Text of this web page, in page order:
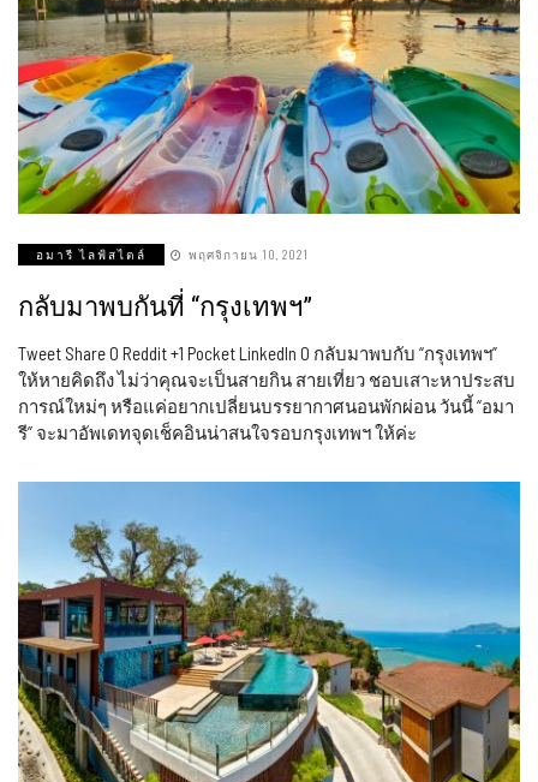
อมารี ไลฟ์สไตล์ พฤศจิกายน 10, 2021
กลับมาพบกันที่ “กรุงเทพฯ”
Tweet Share 0 Reddit +1 Pocket LinkedIn 0 กลับมาพบกับ “กรุงเทพฯ”
ให้หายคิดถึง ไม่ว่าคุณจะเป็นสายกิน สายเที่ยว ชอบเสาะหาประสบ
การณ์ใหม่ๆ หรือแค่อยากเปลี่ยนบรรยากาศนอนพักผ่อน วันนี้ “อมา
รี” จะมาอัพเดทจุดเช็คอินน่าสนใจรอบกรุงเทพฯ ให้ค่ะ